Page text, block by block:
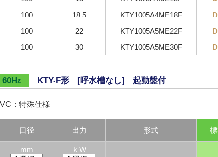
100
18.5 KTY1005A4ME18F
100
22 KTY1005A5ME22F
100
30 KTY1005A5ME30F
60Hz KTY-F形 [呼水槽なし] 起動盤付
VC：特殊仕様
口径 出力 形式
mm
ｋW